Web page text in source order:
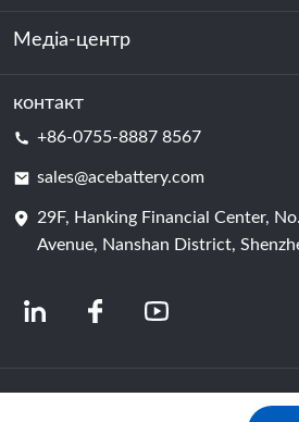
Стійкість
Зберігання енергії
Центр обробки даних та серверна
Елемент батареї
Медіа-центр
Новини
контакт
+86-0755-8887 8567
sales@acebattery.com
29F, Hanking Financial Center,
Avenue, Nanshan District,
© 2024 Китайські виробники літій-іонних